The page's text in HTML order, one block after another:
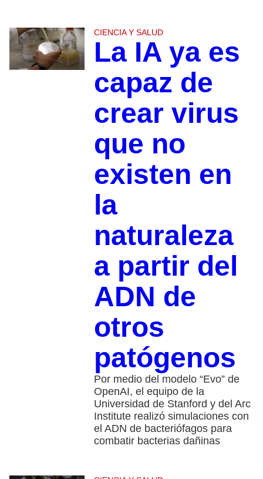
CIENCIA Y SALUD
La IA ya es
capaz de
crear virus
que no
existen en
la
naturaleza
a partir del
ADN de
otros
patógenos
Por medio del modelo “Evo” de
OpenAI, el equipo de la
Universidad de Stanford y del Arc
Institute realizó simulaciones con
el ADN de bacteriófagos para
combatir bacterias dañinas